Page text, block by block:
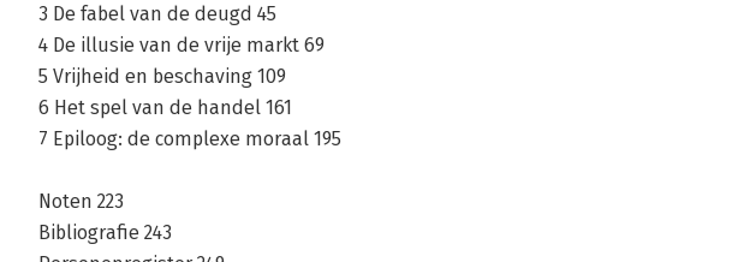
3 De fabel van de deugd 45
4 De illusie van de vrije markt 69
5 Vrijheid en beschaving 109
6 Het spel van de handel 161
7 Epiloog: de complexe moraal 195
Noten 223
Bibliografie 243